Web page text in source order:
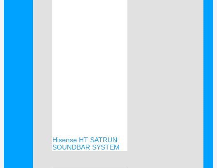
Hisense HT SATRUN
SOUNDBAR SYSTEM